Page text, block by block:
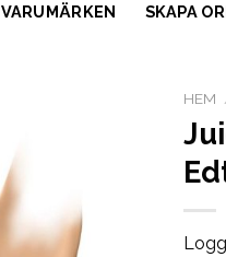
VARUMÄRKEN SKAPA
HEM